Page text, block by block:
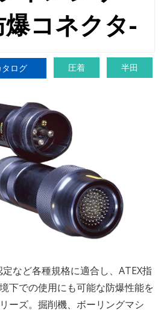
コネクタ-
タログ 圧着 半田
定など各種規格に適合し、ATEX指
下での使用にも可能な防爆性能を
ーズ。掘削機、ボーリングマシ